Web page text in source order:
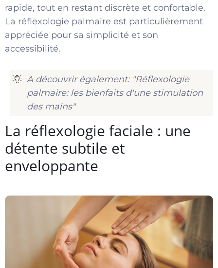
rapide, tout en restant discrète et confortable.
La réflexologie palmaire est particulièrement
appréciée pour sa simplicité et son
accessibilité.
A découvrir également: "Réflexologie
palmaire: les bienfaits d'une stimulation
des mains"
La réflexologie faciale : une
détente subtile et
enveloppante